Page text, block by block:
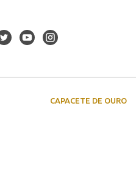
CAPACETE DE OURO